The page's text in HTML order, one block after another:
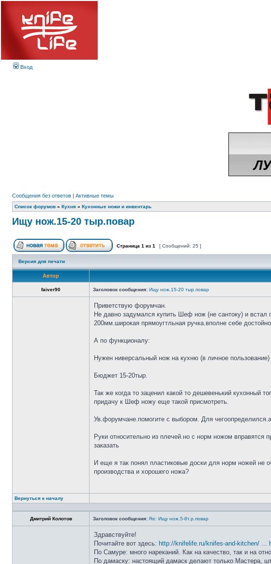
Вход
Сообщения без ответов | Активные темы
Список форумов » Кухня » Кухонные ножи и инвентарь
Ищу нож.15-20 тыр.повар
Страница 1 из 1 [ Сообщений: 25 ]
Версия для печати
Автор
faiver90 Заголовок сообщения: Ищу нож.15-20 тыр.повар
Приветствую форумчан.
Не давно задумался купить Шеф нож (не сантоку) и
200мм.широкая прямоугтльная ручка.вполне себе
А по функционалу:
Нужен ниверсальный нож на кухню (в личное
Бюджет 15-20тыр.
Так же когда то заценил какой то дешевенький кухонный
придачу к Шеф ножу еще такой присмотреть.
Ув.форумчане.помогите с выбором. Для
Руки относительно из плечей.но с норм ножом
заказать
И еще я так понял пластиковые доски для норм ножей не
производства и хорошего ножа?
Вернуться к началу
Дмитрий Колотов Заголовок сообщения: Re: Ищу нож.5-8т.р.повар
Здравствуйте!
Почитайте вот здесь: http://knifelife.ru/knifes-and-kitchen/ ...
По Самуре: много нареканий. Как на качество, так и на
По дамаску: настоящий дамаск делают только Мастера,